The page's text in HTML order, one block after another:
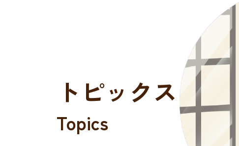
トピックス
Topics